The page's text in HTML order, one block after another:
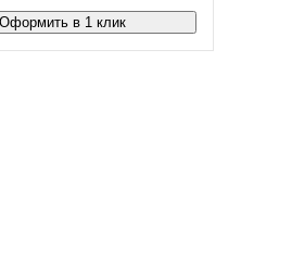
Оформить в 1 клик